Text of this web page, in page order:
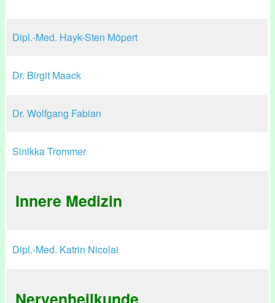
Dipl.-Med. Hayk-Sten Möpert
Dr. Birgit Maack
Dr. Wolfgang Fabian
Sinikka Trommer
Innere Medizin
Dipl.-Med. Katrin Nicolai